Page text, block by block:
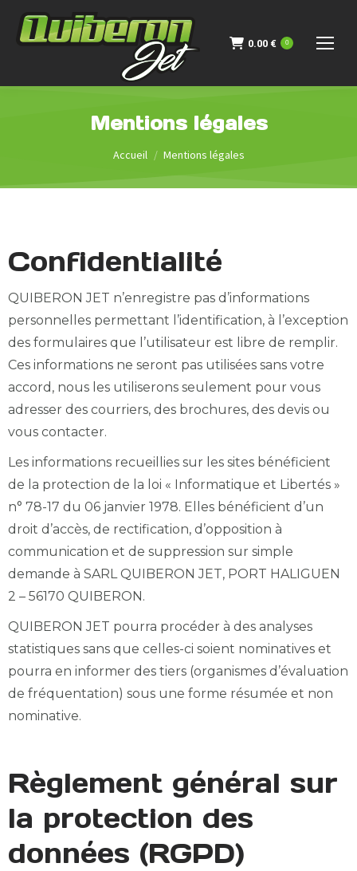
0.00 € 0
Mentions légales
Vous êtes ici :
Accueil Mentions légales
Confidentialité
QUIBERON JET n’enregistre pas d’informations
personnelles permettant l’identification, à l’exception
des formulaires que l’utilisateur est libre de remplir.
Ces informations ne seront pas utilisées sans votre
accord, nous les utiliserons seulement pour vous
adresser des courriers, des brochures, des devis ou
vous contacter.
Les informations recueillies sur les sites bénéficient
de la protection de la loi « Informatique et Libertés »
n° 78-17 du 06 janvier 1978. Elles bénéficient d’un
droit d’accès, de rectification, d’opposition à
communication et de suppression sur simple
demande à SARL QUIBERON JET, PORT HALIGUEN
2 – 56170 QUIBERON.
QUIBERON JET pourra procéder à des analyses
statistiques sans que celles-ci soient nominatives et
pourra en informer des tiers (organismes d’évaluation
de fréquentation) sous une forme résumée et non
nominative.
Règlement général sur
la protection des
données (RGPD)